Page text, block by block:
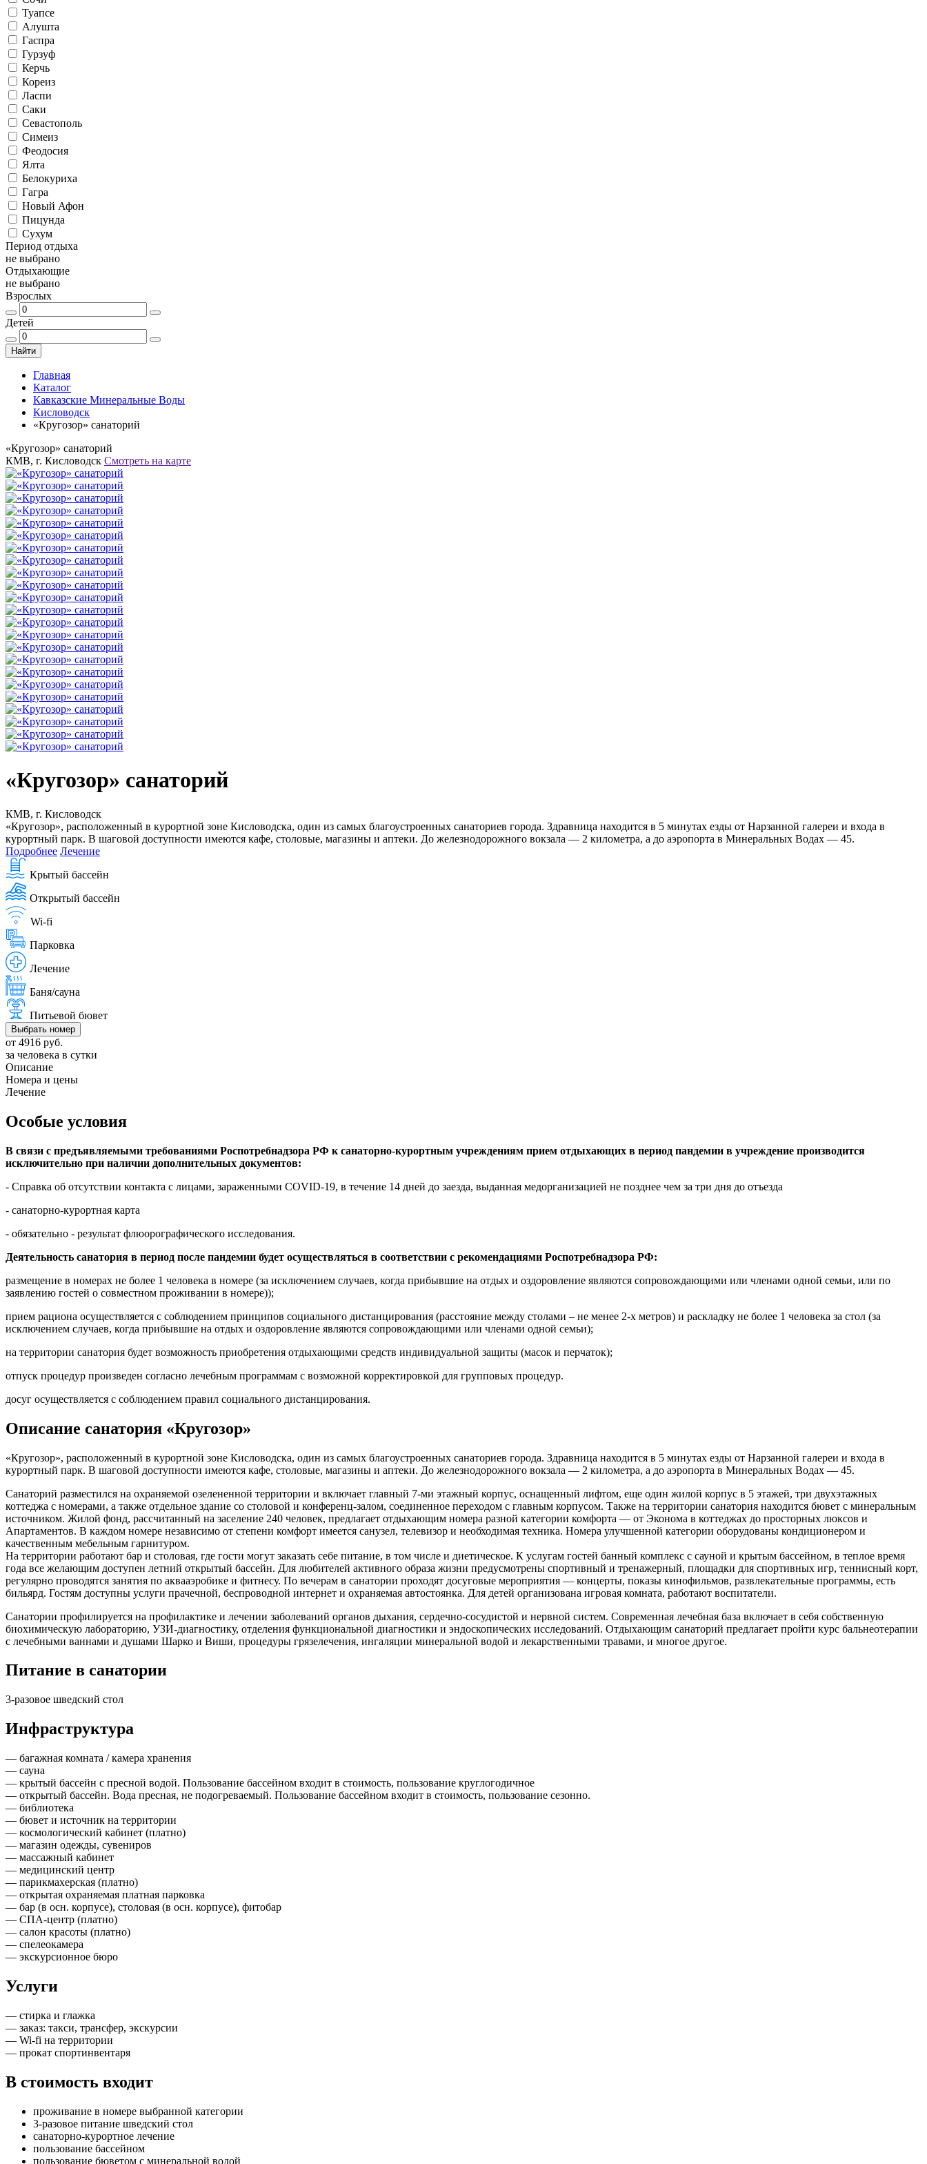
Туапсе
Алушта
Гаспра
Гурзуф
Керчь
Кореиз
Ласпи
Саки
Севастополь
Симеиз
Феодосия
Ялта
Белокуриха
Гагра
Новый Афон
Пицунда
Сухум
Период отдыха
не выбрано
Отдыхающие
не выбрано
Взрослых
Детей
Найти
Главная
Каталог
Кавказские Минеральные Воды
Кисловодск
«Кругозор» санаторий
«Кругозор» санаторий
КМВ, г. Кисловодск Смотреть на карте
«Кругозор» санаторий
КМВ, г. Кисловодск
«Кругозор», расположенный в курортной зоне Кисловодска, один из самых благоустроенных санаториев города. Здравница находится в 5 минутах езды от Нарзанной галереи и входа в
курортный парк. В шаговой доступности имеются кафе, столовые, магазины и аптеки. До железнодорожного вокзала — 2 километра, а до аэропорта в Минеральных Водах — 45.
Подробнее Лечение
Крытый бассейн
Открытый бассейн
Wi-fi
Парковка
Лечение
Баня/сауна
Питьевой бювет
Выбрать номер
от 4916 руб.
за человека в сутки
Описание
Номера и цены
Лечение
Особые условия
В связи с предъявляемыми требованиями Роспотребнадзора РФ к санаторно-курортным учреждениям прием отдыхающих в период пандемии в учреждение производится
исключительно при наличии дополнительных документов:
- Справка об отсутствии контакта с лицами, зараженными COVID-19, в течение 14 дней до заезда, выданная медорганизацией не позднее чем за три дня до отъезда
- санаторно-курортная карта
- обязательно - результат флюорографического исследования.
Деятельность санатория в период после пандемии будет осуществляться в соответствии с рекомендациями Роспотребнадзора РФ:
размещение в номерах не более 1 человека в номере (за исключением случаев, когда прибывшие на отдых и оздоровление являются сопровождающими или членами одной семьи, или по
заявлению гостей о совместном проживании в номере));
прием рациона осуществляется с соблюдением принципов социального дистанцирования (расстояние между столами – не менее 2-х метров) и раскладку не более 1 человека за стол (за
исключением случаев, когда прибывшие на отдых и оздоровление являются сопровождающими или членами одной семьи);
на территории санатория будет возможность приобретения отдыхающими средств индивидуальной защиты (масок и перчаток);
отпуск процедур произведен согласно лечебным программам с возможной корректировкой для групповых процедур.
досуг осуществляется с соблюдением правил социального дистанцирования.
Описание санатория «Кругозор»
«Кругозор», расположенный в курортной зоне Кисловодска, один из самых благоустроенных санаториев города. Здравница находится в 5 минутах езды от Нарзанной галереи и входа в
курортный парк. В шаговой доступности имеются кафе, столовые, магазины и аптеки. До железнодорожного вокзала — 2 километра, а до аэропорта в Минеральных Водах — 45.
Санаторий разместился на охраняемой озелененной территории и включает главный 7-ми этажный корпус, оснащенный лифтом, еще один жилой корпус в 5 этажей, три двухэтажных
коттеджа с номерами, а также отдельное здание со столовой и конференц-залом, соединенное переходом с главным корпусом. Также на территории санатория находится бювет с минеральным
источником. Жилой фонд, рассчитанный на заселение 240 человек, предлагает отдыхающим номера разной категории комфорта — от Эконома в коттеджах до просторных люксов и
Апартаментов. В каждом номере независимо от степени комфорт имеется санузел, телевизор и необходимая техника. Номера улучшенной категории оборудованы кондиционером и
качественным мебельным гарнитуром.
На территории работают бар и столовая, где гости могут заказать себе питание, в том числе и диетическое. К услугам гостей банный комплекс с сауной и крытым бассейном, в теплое время
года все желающим доступен летний открытый бассейн. Для любителей активного образа жизни предусмотрены спортивный и тренажерный, площадки для спортивных игр, теннисный корт,
регулярно проводятся занятия по аквааэробике и фитнесу. По вечерам в санатории проходят досуговые мероприятия — концерты, показы кинофильмов, развлекательные программы, есть
бильярд. Гостям доступны услуги прачечной, беспроводной интернет и охраняемая автостоянка. Для детей организована игровая комната, работают воспитатели.
Санатории профилируется на профилактике и лечении заболеваний органов дыхания, сердечно-сосудистой и нервной систем. Современная лечебная база включает в себя собственную
биохимическую лабораторию, УЗИ-диагностику, отделения функциональной диагностики и эндоскопических исследований. Отдыхающим санаторий предлагает пройти курс бальнеотерапии
с лечебными ваннами и душами Шарко и Виши, процедуры грязелечения, ингаляции минеральной водой и лекарственными травами, и многое другое.
Питание в санатории
3-разовое шведский стол
Инфраструктура
— багажная комната / камера хранения
— сауна
— крытый бассейн с пресной водой. Пользование бассейном входит в стоимость, пользование круглогодичное
— открытый бассейн. Вода пресная, не подогреваемый. Пользование бассейном входит в стоимость, пользование сезонно.
— библиотека
— бювет и источник на территории
— космологический кабинет (платно)
— магазин одежды, сувениров
— массажный кабинет
— медицинский центр
— парикмахерская (платно)
— открытая охраняемая платная парковка
— бар (в осн. корпусе), столовая (в осн. корпусе), фитобар
— СПА-центр (платно)
— салон красоты (платно)
— спелеокамера
— экскурсионное бюро
Услуги
— стирка и глажка
— заказ: такси, трансфер, экскурсии
— Wi-fi на территории
— прокат спортинвентаря
В стоимость входит
проживание в номере выбранной категории
3-разовое питание шведский стол
санаторно-курортное лечение
пользование бассейном
пользование бюветом с минеральной водой